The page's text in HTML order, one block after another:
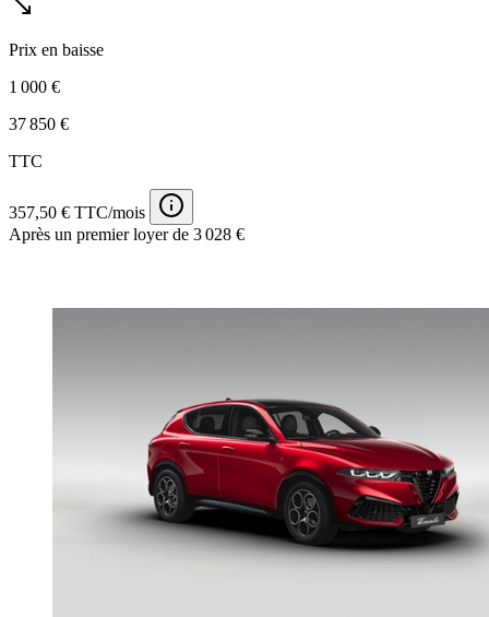
Prix en baisse
1 000 €
37 850 €
TTC
357,50 € TTC/mois
Après un premier loyer de 3 028 €